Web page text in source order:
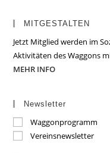
MITGESTALTEN
Jetzt Mitglied werden im
Aktivitäten des Waggons
MEHR INFO
Newsletter
Waggonprogramm
Vereinsnewsletter